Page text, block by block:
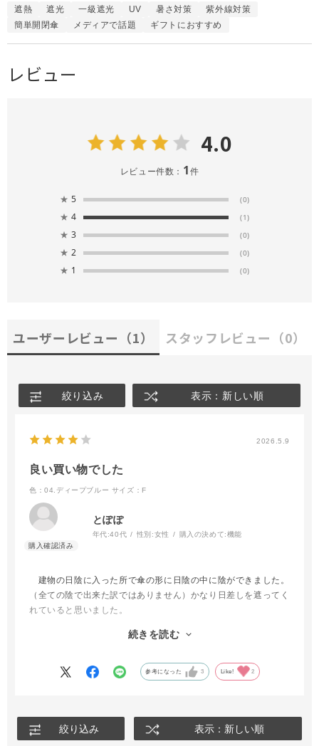
遮熱 遮光 一級遮光 UV 暑さ対策
紫外線対策
簡単開閉傘
メディアで話題 ギフトにおすすめ
レビュー
4.0
レビュー件数： 1件
★ 5 (0)
★ 4 (1)
★ 3 (0)
★ 2 (0)
★ 1 (0)
ユーザーレビュー （1） スタッフレビュー （0）
絞り込み 表示：新しい順
2026.5.9
良い買い物でした
色：04.ディープブルー サイズ：F
とぽぽ
年代:40代 性別:女性 購入の決めて:機能
建物の日陰に入った所で傘の形に日陰の中に陰ができました。
（全ての陰で出来た訳ではありません）かなり日差しを遮ってく
れていると思いました。
テープの粘着が強いので、マジックテープを縫っている縫い目が
の分を評価の星１つ減らしました。
続きを読む
参考になった 3 Like! 2
絞り込み 表示：新しい順